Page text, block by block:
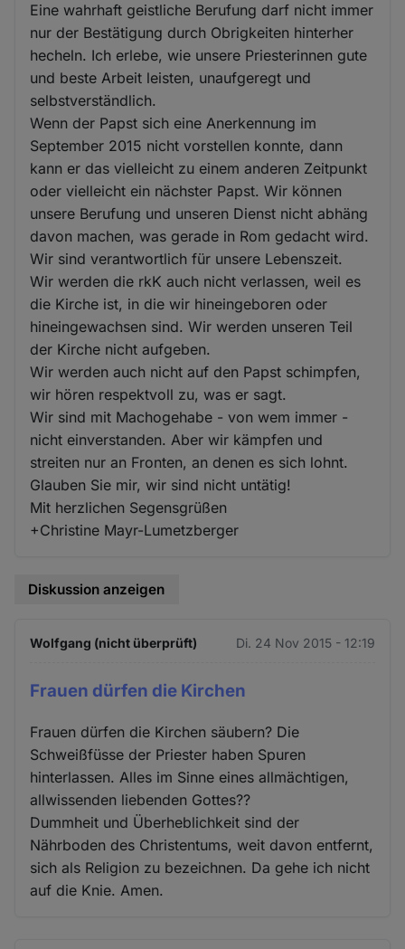
Eine wahrhaft geistliche Berufung darf nicht immer
nur der Bestätigung durch Obrigkeiten hinterher
hecheln. Ich erlebe, wie unsere Priesterinnen gute
und beste Arbeit leisten, unaufgeregt und
selbstverständlich.
Wenn der Papst sich eine Anerkennung im
September 2015 nicht vorstellen konnte, dann
kann er das vielleicht zu einem anderen Zeitpunkt
oder vielleicht ein nächster Papst. Wir können
unsere Berufung und unseren Dienst nicht abhäng
davon machen, was gerade in Rom gedacht wird.
Wir sind verantwortlich für unsere Lebenszeit.
Wir werden die rkK auch nicht verlassen, weil es
die Kirche ist, in die wir hineingeboren oder
hineingewachsen sind. Wir werden unseren Teil
der Kirche nicht aufgeben.
Wir werden auch nicht auf den Papst schimpfen,
wir hören respektvoll zu, was er sagt.
Wir sind mit Machogehabe - von wem immer -
nicht einverstanden. Aber wir kämpfen und
streiten nur an Fronten, an denen es sich lohnt.
Glauben Sie mir, wir sind nicht untätig!
Mit herzlichen Segensgrüßen
+Christine Mayr-Lumetzberger
Diskussion anzeigen
Wolfgang (nicht überprüft) Di. 24 Nov 2015 - 12:19
Frauen dürfen die Kirchen
Frauen dürfen die Kirchen säubern? Die
Schweißfüsse der Priester haben Spuren
hinterlassen. Alles im Sinne eines allmächtigen,
allwissenden liebenden Gottes??
Dummheit und Überheblichkeit sind der
Nährboden des Christentums, weit davon entfernt,
sich als Religion zu bezeichnen. Da gehe ich nicht
auf die Knie. Amen.